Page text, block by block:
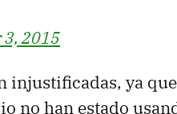
3, 2015
injustificadas, ya
no han estado